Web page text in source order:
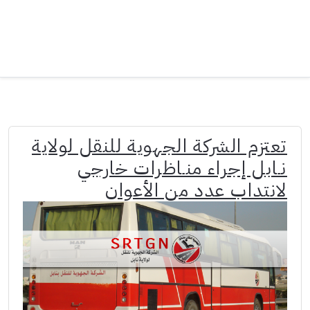
تعتزم الشركة الجهوية للنقل لولاية
نـابل إجراء منـاظرات خارجي
لانتداب عدد من الأعوان